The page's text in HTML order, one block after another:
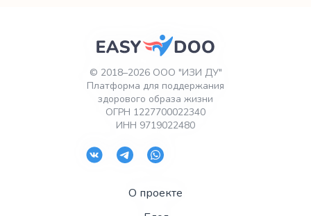
© 2018–2026 ООО "ИЗИ ДУ"
Платформа для поддержания
здорового образа жизни
ОГРН 1227700022340
ИНН 9719022480
О проекте